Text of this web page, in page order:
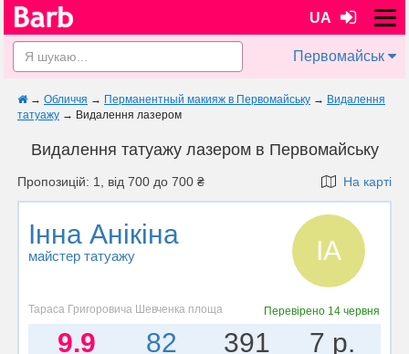
UA
Первомайськ
→ Обличчя → Перманентный макияж в Первомайську → Видалення
татуажу → Видалення лазером
Видалення татуажу лазером в Первомайську
Пропозицій: 1, від 700 до 700 ₴ На карті
Інна Анікіна
майстер татуажу ІА
Тараса Григоровича Шевченка площа Перевірено 14 червня
9.9 82 391 7 р.